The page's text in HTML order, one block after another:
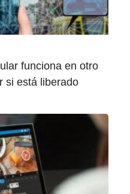
funciona en otro
si está liberado